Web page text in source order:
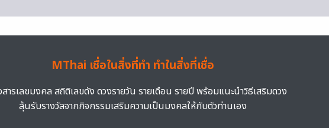
MThai เชื่อในสิ่งที่ทำ ทำในสิ่งที่เชื่อ
สารเลขมงคล สถิติเลขดัง ดวงรายวัน รายเดือน รายปี พร้อมแนะนำวิธีเสริมดวง
ลุ้นรับรางวัลจากกิจกรรมเสริมความเป็นมงคลให้กับตัวท่านเอง